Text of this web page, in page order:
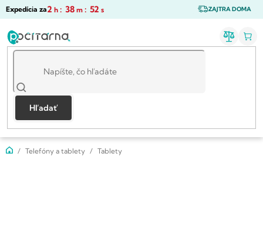
Prejsť
ZAJTRA DOMA
Expedícia za2 h : 38 m : 51 s
Hľadať
DomovTelefóny a tablety Tablety